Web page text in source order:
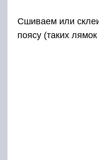
Сшиваем или
поясу (таких